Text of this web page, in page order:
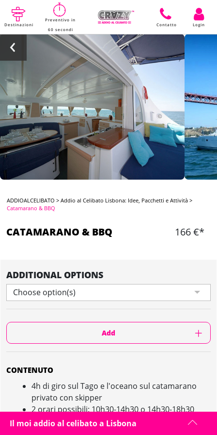
Destinazioni
Preventivo in
60 secondi
Contatto Login
ADDIOALCELIBATO >Addio al Celibato Lisbona: Idee, Pacchetti e Attività >
Catamarano & BBQ
CATAMARANO & BBQ 166 €*
ADDITIONAL OPTIONS
Choose option(s)
Add
CONTENUTO
4h di giro sul Tago e l'oceano sul catamarano
privato con skipper
2 orari possibili: 10h30-14h30 o 14h30-18h30
Bagno se il tempo lo permette
Il moi addio al celibato a Lisbona